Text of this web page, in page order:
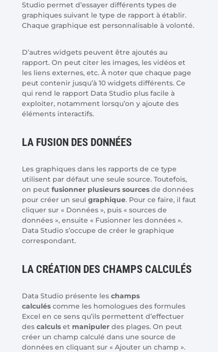
Studio permet d’essayer différents types de
graphiques suivant le type de rapport à établir.
Chaque graphique est personnalisable à volonté.
D’autres widgets peuvent être ajoutés au
rapport. On peut citer les images, les vidéos et
les liens externes, etc. À noter que chaque page
peut contenir jusqu’à 10 widgets différents. Ce
qui rend le rapport Data Studio plus facile à
exploiter, notamment lorsqu’on y ajoute des
éléments interactifs.
LA FUSION DES DONNÉES
Les graphiques dans les rapports de ce type
utilisent par défaut une seule source. Toutefois,
on peut fusionner plusieurs sourcesde données
pour créer un seul graphique. Pour ce faire, il faut
cliquer sur « Données », puis « sources de
données », ensuite « Fusionner les données ».
Data Studio s’occupe de créer le graphique
correspondant.
LA CRÉATION DES CHAMPS CALCULÉS
Data Studio présente les champs
calculéscomme les homologues des formules
Excel en ce sens qu’ils permettent d’effectuer
des calculset manipulerdes plages. On peut
créer un champ calculé dans une source de
données en cliquant sur « Ajouter un champ ».